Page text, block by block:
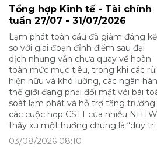
Tổng hợp Kinh tế - Tài chính
tuần 27/07 - 31/07/2026
Lạm phát toàn cầu đã giảm đáng kể
so với giai đoạn đỉnh điểm sau đại
dịch nhưng vẫn chưa quay về hoàn
toàn mức mục tiêu, trong khi các
hiện hữu và khó lường, các ngân
thế giới đang phải đối mặt với bài
soát lạm phát và hỗ trợ tăng trưởng
các cuộc họp CSTT của nhiều
thấy xu một hướng chung là “duy
03/08/2026 08:10